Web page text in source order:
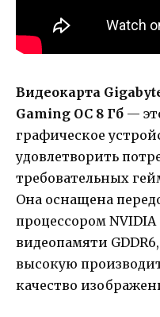
Видеокарта
Gaming OC 8 Гб —
графическое
удовлетворить
требовательных
Она оснащена
процессором
видеопамяти
высокую
качество